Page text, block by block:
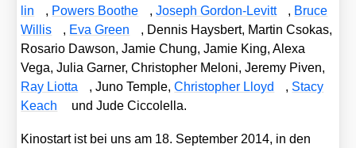
lin
, Powers Boo­t­he ,Joseph Gor­don-Levitt , Bruce
Wil­lis
, Eva Green
, Den­nis Haysbert, Mar­tin Cso­kas,
Rosa­rio Daw­son, Jamie Chung, Jamie King, Ale­xa
Vega, Julia Gar­ner, Chris­to­pher Melo­ni, Jere­my Piven,
Ray Liot­ta
, Juno Temp­le,Chris­to­pher Lloyd , Sta­cy
Keach
und Jude Cic­co­lel­la.
Kino­start ist bei uns am 18. Sep­tem­ber 2014, in den